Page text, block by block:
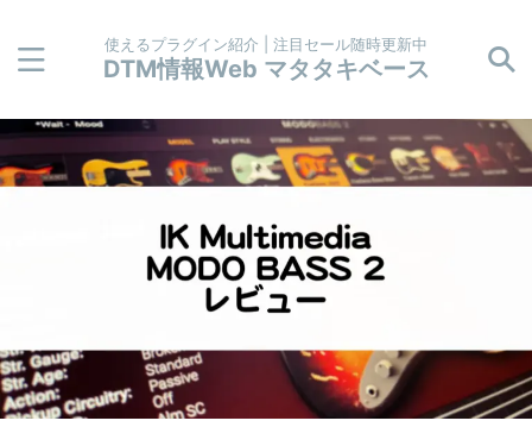
使えるプラグイン紹介 | 注目セール随時更新中
DTM情報Web マタタキベース